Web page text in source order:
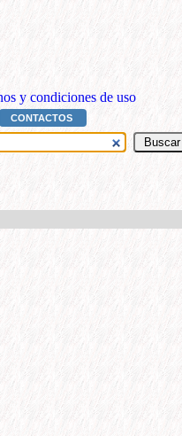
y condiciones de uso
CONTACTOS